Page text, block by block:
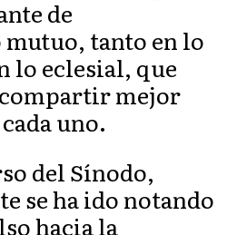
de
tanto en lo
lo eclesial, que
mejor
uno.
del Sínodo,
se ha ido notando
hacia la